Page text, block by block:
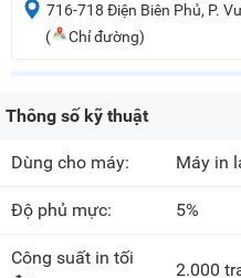
716-718 Điện Biên Phủ, P.
(
Chỉ đường)
Thông số kỹ thuật
Dùng cho máy: Máy in
Độ phủ mực: 5%
Công suất in tối
2.000